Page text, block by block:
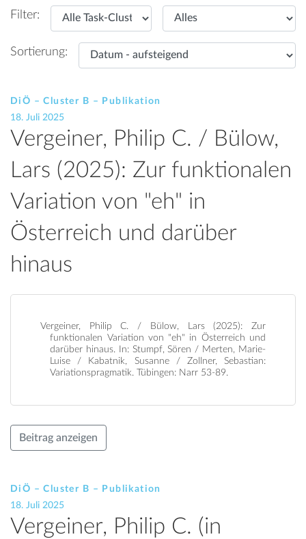
Filter:
Sortierung:
DiÖ – Cluster B – Publikation
18. Juli 2025
Vergeiner, Philip C. / Bülow,
Lars (2025): Zur funktionalen
Variation von "eh" in
Österreich und darüber
hinaus
Vergeiner, Philip C. / Bülow, Lars (2025): Zur
funktionalen Variation von "eh" in Österreich und
darüber hinaus. In: Stumpf, Sören / Merten, Marie-
Luise / Kabatnik, Susanne / Zollner, Sebastian:
Variationspragmatik. Tübingen: Narr 53-89.
Beitrag anzeigen
DiÖ – Cluster B – Publikation
18. Juli 2025
Vergeiner, Philip C. (in